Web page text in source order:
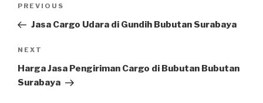
PREVIOUS
Jasa Cargo Udara di Gundih Bubutan Surabaya
NEXT
Harga Jasa Pengiriman Cargo di Bubutan Bubutan
Surabaya